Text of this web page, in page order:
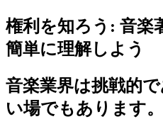
権利を知ろう: 音楽
簡単に理解しよう
音楽業界は挑戦的
い場でもあります